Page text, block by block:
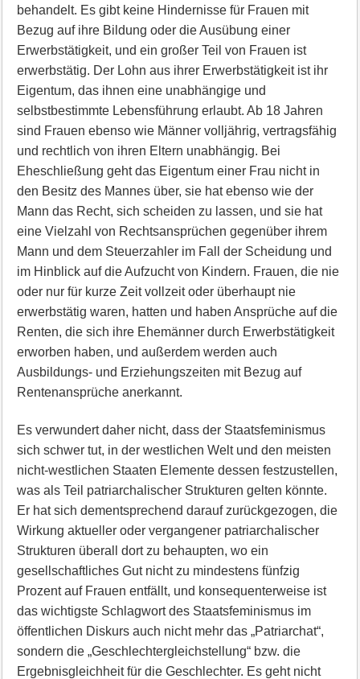
behandelt. Es gibt keine Hindernisse für Frauen mit
Bezug auf ihre Bildung oder die Ausübung einer
Erwerbstätigkeit, und ein großer Teil von Frauen ist
erwerbstätig. Der Lohn aus ihrer Erwerbstätigkeit ist ihr
Eigentum, das ihnen eine unabhängige und
selbstbestimmte Lebensführung erlaubt. Ab 18 Jahren
sind Frauen ebenso wie Männer volljährig, vertragsfähig
und rechtlich von ihren Eltern unabhängig. Bei
Eheschließung geht das Eigentum einer Frau nicht in
den Besitz des Mannes über, sie hat ebenso wie der
Mann das Recht, sich scheiden zu lassen, und sie hat
eine Vielzahl von Rechtsansprüchen gegenüber ihrem
Mann und dem Steuerzahler im Fall der Scheidung und
im Hinblick auf die Aufzucht von Kindern. Frauen, die nie
oder nur für kurze Zeit vollzeit oder überhaupt nie
erwerbstätig waren, hatten und haben Ansprüche auf die
Renten, die sich ihre Ehemänner durch Erwerbstätigkeit
erworben haben, und außerdem werden auch
Ausbildungs- und Erziehungszeiten mit Bezug auf
Rentenansprüche anerkannt.
Es verwundert daher nicht, dass der Staatsfeminismus
sich schwer tut, in der westlichen Welt und den meisten
nicht-westlichen Staaten Elemente dessen festzustellen,
was als Teil patriarchalischer Strukturen gelten könnte.
Er hat sich dementsprechend darauf zurückgezogen, die
Wirkung aktueller oder vergangener patriarchalischer
Strukturen überall dort zu behaupten, wo ein
gesellschaftliches Gut nicht zu mindestens fünfzig
Prozent auf Frauen entfällt, und konsequenterweise ist
das wichtigste Schlagwort des Staatsfeminismus im
öffentlichen Diskurs auch nicht mehr das „Patriarchat“,
sondern die „Geschlechtergleichstellung“ bzw. die
Ergebnisgleichheit für die Geschlechter. Es geht nicht